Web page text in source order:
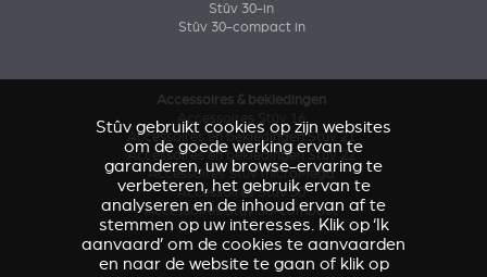
Stûv 30-in
Stûv 30-compact in
Accessoires & bekledingen
Accessoires Stûv 16
Accessoires en bekledingen Stûv 21
Accessoires en bekledingen Stûv 22
Accessoires Stûv microMega
Accessoires Stûv 30
Accessoires Stûv 30-compact
Stûv gebruikt cookies op zijn websites
om de goede werking ervan te
garanderen, uw browse-ervaring te
verbeteren, het gebruik ervan te
analyseren en de inhoud ervan af te
stemmen op uw interesses. Klik op ‘Ik
aanvaard’ om de cookies te aanvaarden
en naar de website te gaan of klik op